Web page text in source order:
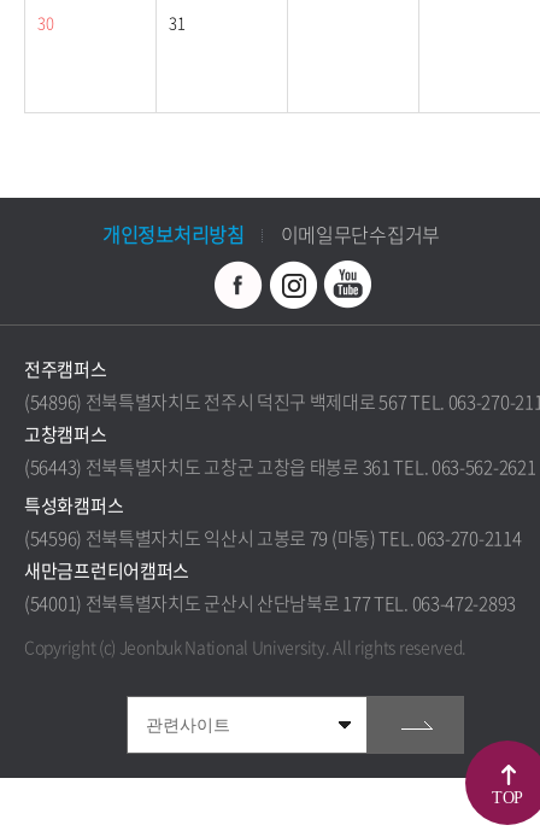
30 31
개인정보처리방침 이메일무단수집거부
전주캠퍼스
(54896) 전북특별자치도 전주시 덕진구 백제대로 567 TEL. 063-270-
고창캠퍼스
(56443) 전북특별자치도 고창군 고창읍 태봉로 361 TEL. 063-562-2621
특성화캠퍼스
(54596) 전북특별자치도 익산시 고봉로 79 (마동) TEL. 063-270-2114
새만금프런티어캠퍼스
(54001) 전북특별자치도 군산시 산단남북로 177 TEL. 063-472-2893
Copyright (c) Jeonbuk National University. All rights reserved.
TOP